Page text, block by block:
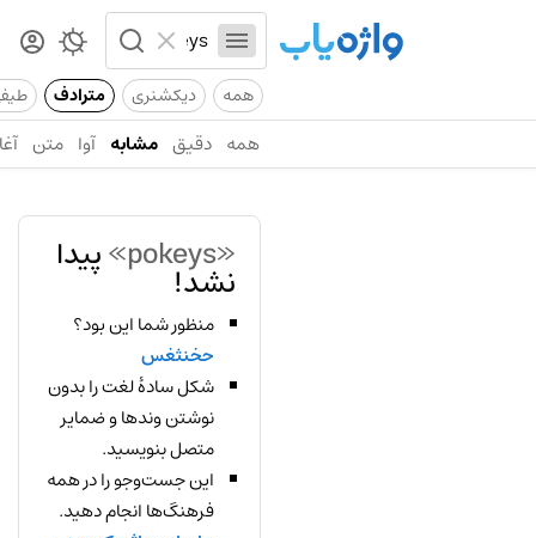
همه دیکشنری مترادف
همه دقیق مشابه آوا متن
«pokeys» پیدا
نشد!
منظور شما این بود؟
حخنثغس
شکل سادهٔ لغت را بدون
نوشتن وندها و ضمایر
متصل بنویسید.
این جست‌وجو را در همه
فرهنگ‌ها انجام دهید.